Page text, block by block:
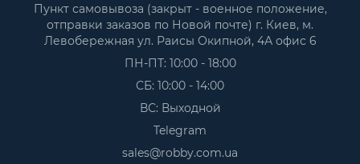
Пункт самовывоза (закрыт - военное положение,
отправки заказов по Новой почте) г. Киев, м.
Левобережная ул. Раисы Окипной, 4А офис 6
ПН-ПТ: 10:00 - 18:00
СБ: 10:00 - 14:00
ВС: Выходной
Telegram
sales@robby.com.ua